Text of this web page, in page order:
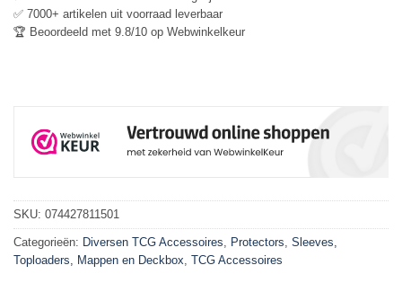
✅ 7000+ artikelen uit voorraad leverbaar
🏆 Beoordeeld met 9.8/10 op Webwinkelkeur
SKU: 074427811501
Categorieën: Diversen TCG Accessoires Protectors Sleeves,
Toploaders, Mappen en Deckbox TCG Accessoires